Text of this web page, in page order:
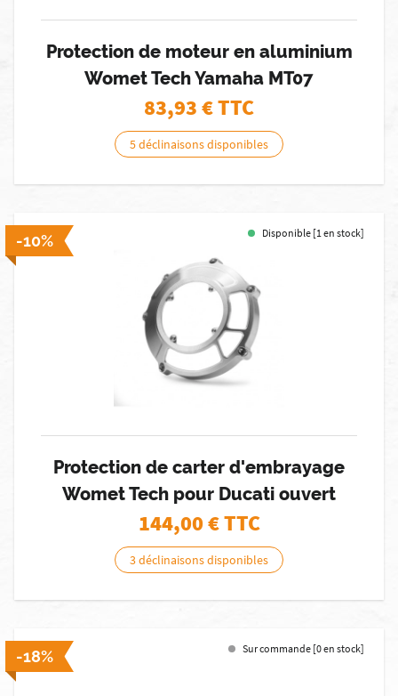
Protection de moteur en aluminium
Womet Tech Yamaha MT07
83,93€ TTC
5 déclinaisons disponibles
-10% Disponible [1 en stock]
Protection de carter d'embrayage
Womet Tech pour Ducati ouvert
144,00€ TTC
3 déclinaisons disponibles
-18% Sur commande [0 en stock]